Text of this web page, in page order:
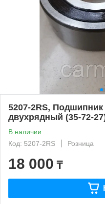
5207-2RS,
двухрядный (35-72-
В наличии
Код: 5207-2RS
Розница
18 000 ₸